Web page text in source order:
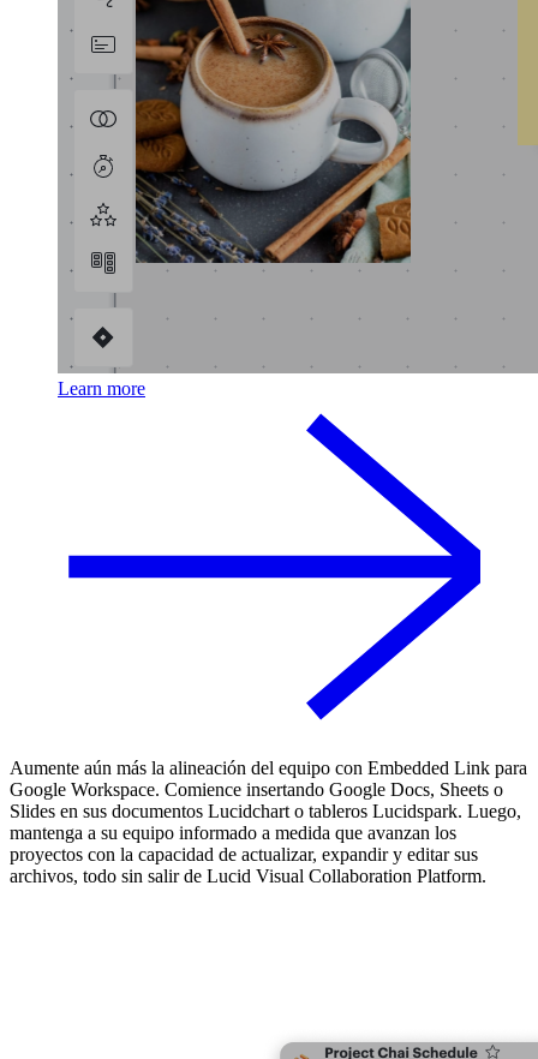
Learn more
Aumente aún más la alineación del equipo con Embedded Link para
Google Workspace. Comience insertando Google Docs, Sheets o
Slides en sus documentos Lucidchart o tableros Lucidspark. Luego,
mantenga a su equipo informado a medida que avanzan los
proyectos con la capacidad de actualizar, expandir y editar sus
archivos, todo sin salir de Lucid Visual Collaboration Platform.